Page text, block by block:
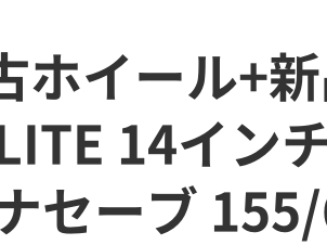
ホイール+
14イン
セーブ